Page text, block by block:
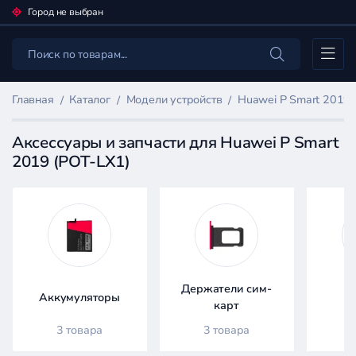
Город не выбран
Каталог
Главная Каталог Модели устройств Huawei P Smart 2019
Аксессуары и запчасти для Huawei P Smart
2019 (POT-LX1)
Фильтр
товаров
Аккумуляторы
3 товара
Держатели сим-
карт
3 товара